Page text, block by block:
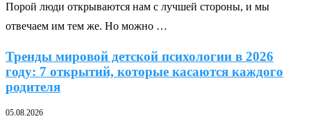
Порой люди открываются нам с лучшей стороны, и мы
отвечаем им тем же. Но можно …
Тренды мировой детской психологии в 2026
году: 7 открытий, которые касаются каждого
родителя
05.08.2026